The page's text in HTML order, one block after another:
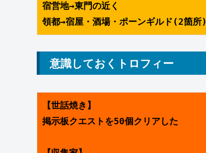
宿営地→東門の近く
領都→宿屋・酒場・ポーンギルド(2箇所)
意識しておくトロフィー
【世話焼き】
掲示板クエストを50個クリアした